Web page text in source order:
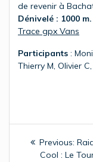
de revenir à
Dénivelé : 1000 m.
Trace gpx Vans
Participants :
Thierry M, Olivier
Previous:
Cool : Le